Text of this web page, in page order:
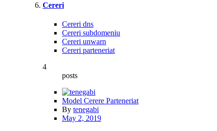
Cereri
Cereri dns
Cereri subdomeniu
Cereri unwarn
Cereri parteneriat
4
posts
Model Cerere Parteneriat
By tenegabi
May 2, 2019